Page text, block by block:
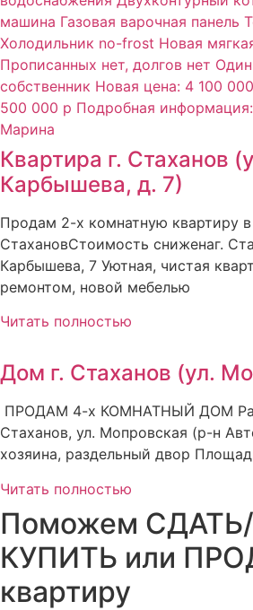
Квартира г. Стаханов
Карбышева, д. 7)
Продам 2-х комнатную квартиру в
СтахановСтоимость сниженаг.
Карбышева, 7 Уютная, чистая
ремонтом, новой мебелью
Читать полностью
Дом г. Стаханов (ул.
ПРОДАМ 4-х КОМНАТНЫЙ ДОМ
Стаханов, ул. Мопровская (р-н
хозяина, раздельный двор
Читать полностью
Поможем
КУПИТЬ или
квартиру